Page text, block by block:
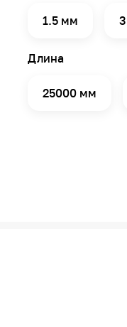
1.5 мм
Длина
25000 мм